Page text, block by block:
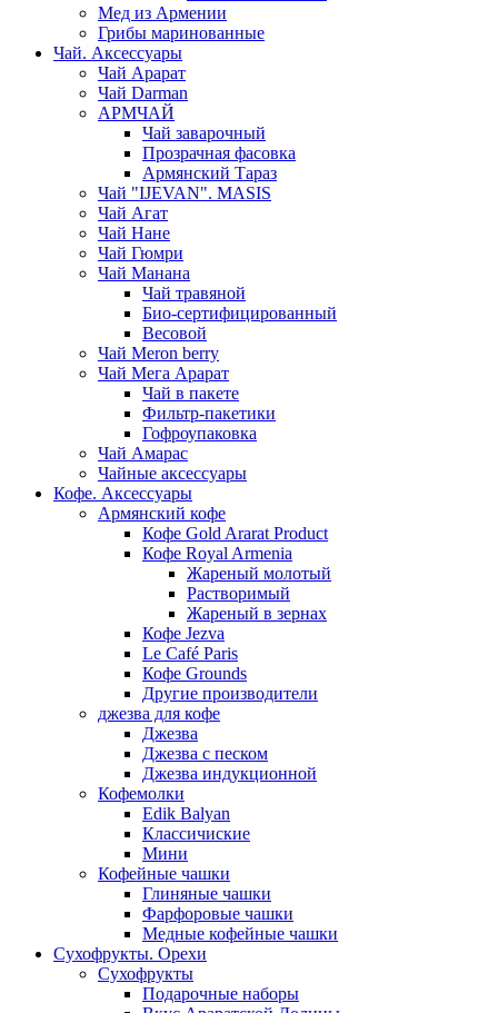
Мед из Армении
Грибы маринованные
Чай. Аксессуары
Чай Арарат
Чай Darman
АРМЧАЙ
Чай заварочный
Прозрачная фасовка
Армянский Тараз
Чай "IJEVAN". MASIS
Чай Агат
Чай Нане
Чай Гюмри
Чай Манана
Чай травяной
Био-сертифицированный
Весовой
Чай Meron berry
Чай Мега Арарат
Чай в пакете
Фильтр-пакетики
Гофроупаковка
Чай Амарас
Чайные аксессуары
Кофе. Аксессуары
Армянский кофе
Кофе Gold Ararat Product
Кофе Royal Armenia
Жареный молотый
Растворимый
Жареный в зернах
Кофе Jezva
Le Café Paris
Кофе Grounds
Другие производители
джезва для кофе
Джезва
Джезва с песком
Джезва индукционной
Кофемолки
Edik Balyan
Классичиские
Мини
Кофейные чашки
Глиняные чашки
Фарфоровые чашки
Медные кофейные чашки
Сухофрукты. Орехи
Сухофрукты
Подарочные наборы